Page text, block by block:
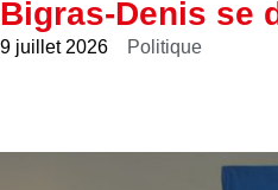
Bigras-Denis se
9 juillet 2026 Politique